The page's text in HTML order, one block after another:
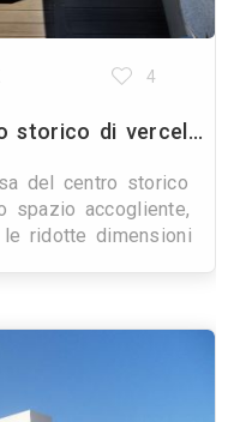
4
Giardino privato nel centro storico di vercelli- giardino segreto
del centro storico
spazio accogliente,
ridotte dimensioni
un giardino